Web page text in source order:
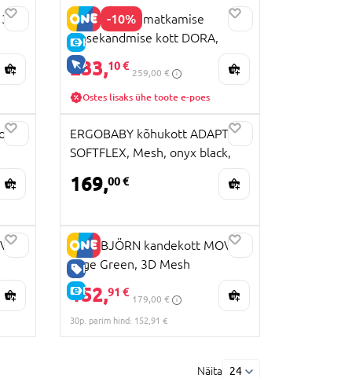
-10%
E-HIND
AINULT VEEBIS
BABYTROLD matkamise
lapsekandmise kott DORA,
Olive, 21-27OL
233,10 €
259,00 €
Ostes lisaks ühe toote e-poes
ERGOBABY kõhukott ADAPT
SOFTFLEX, Mesh, onyx black,
169,00 €
HEA HIND
E-HIND
BABYBJÖRN kandekott MOVE
Sage Green, 3D Mesh
152,91 €
179,00 €
30p. parim hind: 152,91 €
Näita 24